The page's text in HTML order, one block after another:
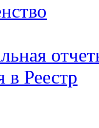
в Реестр